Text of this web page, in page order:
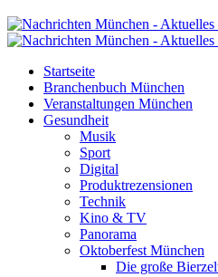
Startseite
Branchenbuch München
Veranstaltungen München
Gesundheit
Musik
Sport
Digital
Produktrezensionen
Technik
Kino & TV
Panorama
Oktoberfest München
Die große